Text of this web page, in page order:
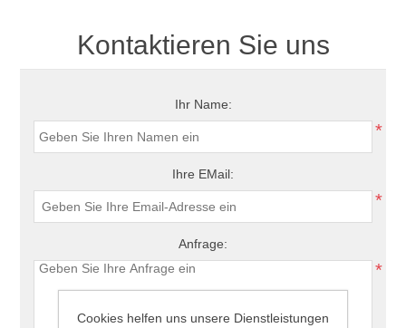
Kontaktieren Sie uns
Ihr Name:
*
Ihre EMail:
*
Anfrage:
*
Cookies helfen uns unsere Dienstleistungen